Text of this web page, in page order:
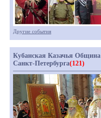
Другие события
Кубанская Казачья Община
Санкт-Петербурга(121)